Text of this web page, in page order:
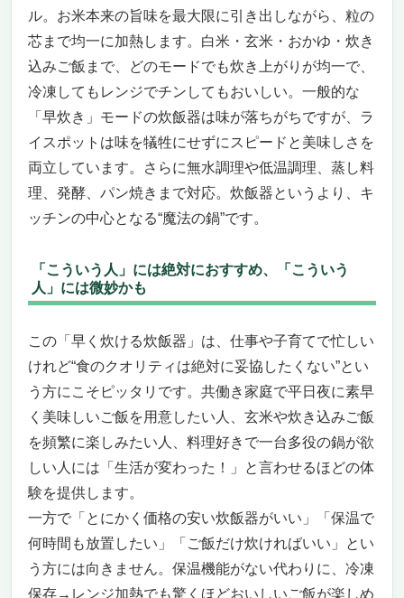
ル。お米本来の旨味を最大限に引き出しながら、粒の
芯まで均一に加熱します。白米・玄米・おかゆ・炊き
込みご飯まで、どのモードでも炊き上がりが均一で、
冷凍してもレンジでチンしてもおいしい。一般的な
「早炊き」モードの炊飯器は味が落ちがちですが、ラ
イスポットは味を犠牲にせずにスピードと美味しさを
両立しています。さらに無水調理や低温調理、蒸し料
理、発酵、パン焼きまで対応。炊飯器というより、キ
ッチンの中心となる“魔法の鍋”です。
「こういう人」には絶対におすすめ、「こういう
人」には微妙かも
この「早く炊ける炊飯器」は、仕事や子育てで忙しい
けれど“食のクオリティは絶対に妥協したくない”とい
う方にこそピッタリです。共働き家庭で平日夜に素早
く美味しいご飯を用意したい人、玄米や炊き込みご飯
を頻繁に楽しみたい人、料理好きで一台多役の鍋が欲
しい人には「生活が変わった！」と言わせるほどの体
験を提供します。
一方で「とにかく価格の安い炊飯器がいい」「保温で
何時間も放置したい」「ご飯だけ炊ければいい」とい
う方には向きません。保温機能がない代わりに、冷凍
保存→レンジ加熱でも驚くほどおいしいご飯が楽しめ